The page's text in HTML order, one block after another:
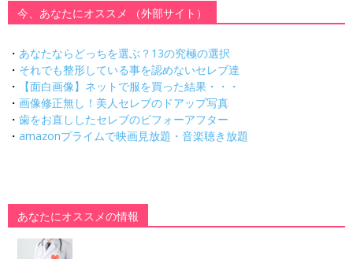
今、あなたにオススメ （外部サイト）
・ あなたならどっちを選ぶ？13の究極の選択
・ それでも整形している事を認めないセレブ達
・
【面白画像】ネットで服を買った結果・・・
・ 画像修正無し！美人セレブのドアップ写真
・ 歯をお直ししたセレブのビフォーアフター
・ amazonプライムで映画見放題・音楽聴き放題
あなたにオススメの情報